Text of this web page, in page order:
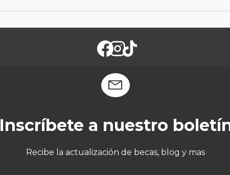
Inscríbete a nuestro
Recibe la actualización de becas, blog y mas